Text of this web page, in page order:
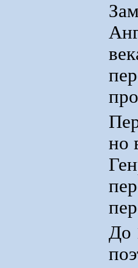
но
До